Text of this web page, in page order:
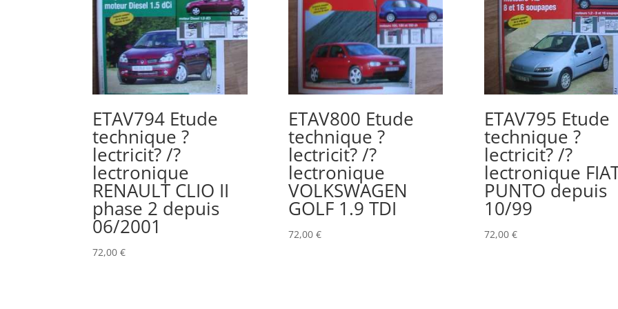
ETAV794 Etude
technique ?
lectricit? /?
lectronique
RENAULT CLIO II
phase 2 depuis
06/2001
72,00€
ETAV800 Etude
technique ?
lectricit? /?
lectronique
VOLKSWAGEN
GOLF 1.9 TDI
72,00 €
ETAV795 Etude
technique ?
lectricit? /?
lectronique
PUNTO depuis
10/99
72,00 €